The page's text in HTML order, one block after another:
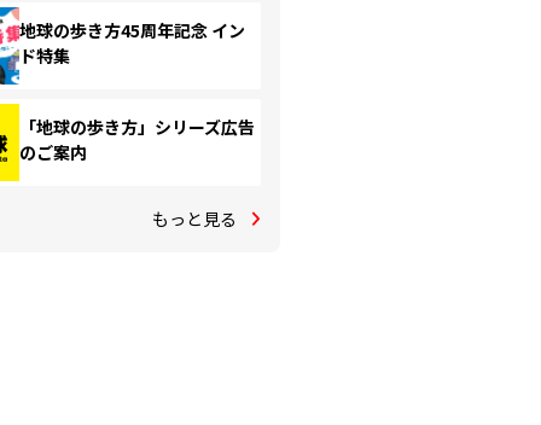
地球の歩き方45周年記念 イン
ド特集
「地球の歩き方」シリーズ広告
のご案内
もっと見る